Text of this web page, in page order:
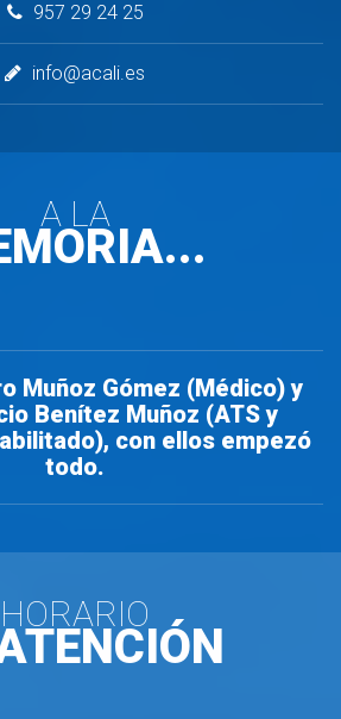
957 29 24 25
info@acali.es
A LA
Muñoz Gómez (Médico) y
Benítez Muñoz (ATS y
con ellos empezó
todo.
HORARIO